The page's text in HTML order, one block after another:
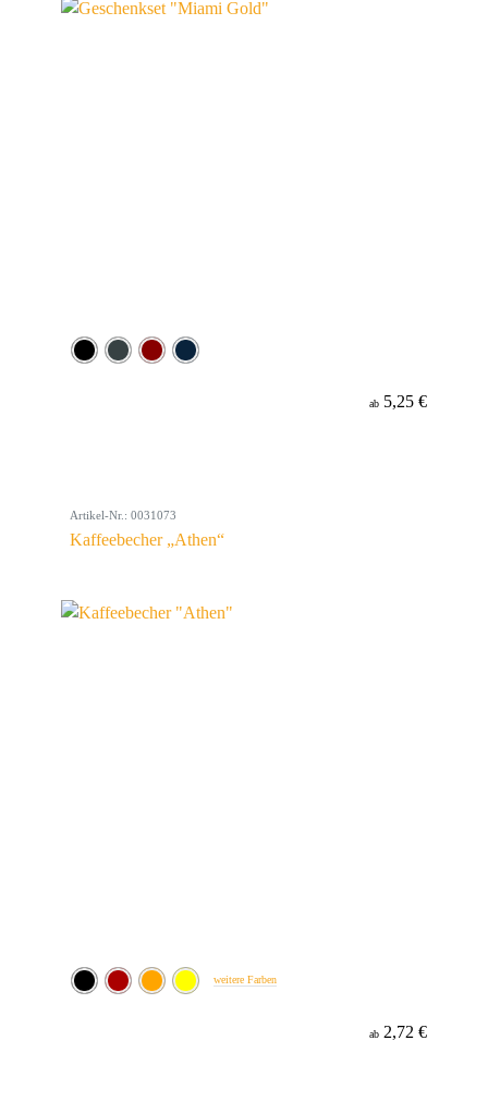
ab 5,25 €
Artikel-Nr.: 0031073
Kaffeebecher „Athen“
weitere Farben
ab 2,72 €